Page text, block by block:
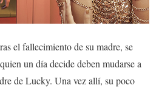
el fallecimiento de su madre, se
un día decide deben mudarse a
de Lucky. Una vez allí, su poco